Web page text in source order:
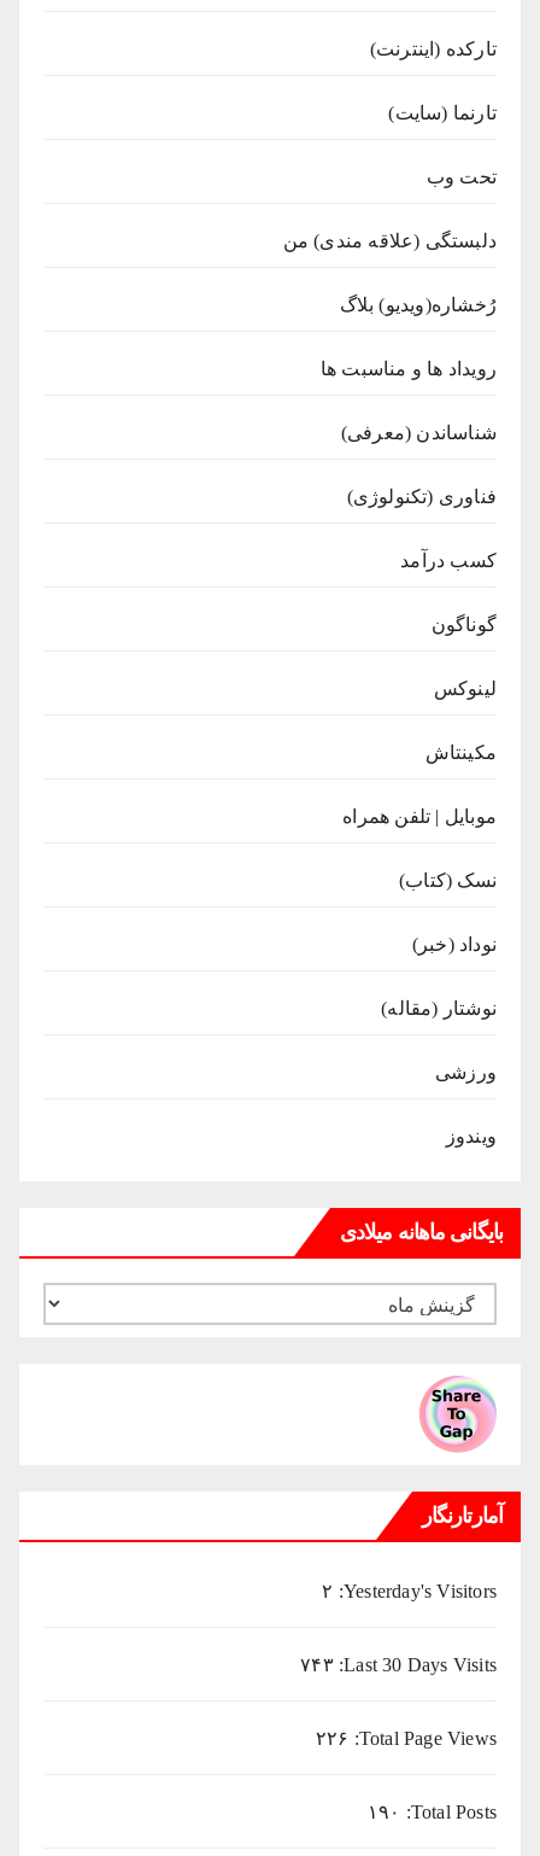
تارکده (اینترنت)
تارنما (سایت)
تحت وب
دلبستگی (علاقه مندی) من
رُخشاره(ویدیو) بلاگ
رویداد ها و مناسبت ها
شناساندن (معرفی)
فناوری (تکنولوژی)
کسب درآمد
گوناگون
لینوکس
مکینتاش
موبایل | تلفن همراه
نسک (کتاب)
نوداد (خبر)
نوشتار (مقاله)
ورزشی
ویندوز
بایگانی ماهانه میلادی
بایگانی
میلادی
آمارتارنگار
Yesterday's Visitors: ۲
Last 30 Days Visits: ۷۴۳
Total Page Views: ۲۲۶
Total Posts: ۱۹۰